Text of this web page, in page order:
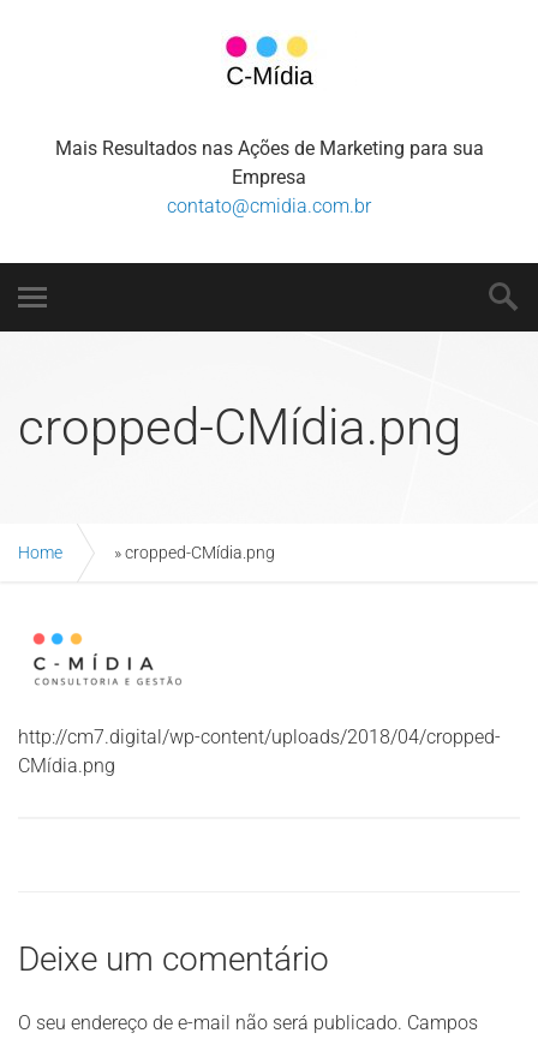
Mais Resultados nas Ações de Marketing para sua
Empresa
contato@cmidia.com.br
cropped-CMídia.png
Home »cropped-CMídia.png
http://cm7.digital/wp-content/uploads/2018/04/cropped-
CMídia.png
Deixe um comentário
O seu endereço de e-mail não será publicado. Campos